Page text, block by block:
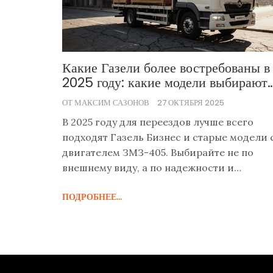
Какие Газели более востребованы в
2025 году: какие модели выбирают
перевозчики и переездчики
ОТ МАКСИМ САЗОНОВ 27 ОКТЯБРЯ 2025
В 2025 году для переездов лучше всего
подходят Газель Бизнес и старые модели
двигателем ЗМЗ-405. Выбирайте не по
внешнему виду, а по надежности и
ПОДРОБНЕЕ...